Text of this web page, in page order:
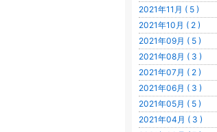
2021年11月 ( 5 )
2021年10月 ( 2 )
2021年09月 ( 5 )
2021年08月 ( 3 )
2021年07月 ( 2 )
2021年06月 ( 3 )
2021年05月 ( 5 )
2021年04月 ( 3 )